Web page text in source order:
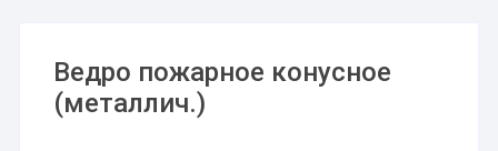
Ведро пожарное конусное
(металлич.)